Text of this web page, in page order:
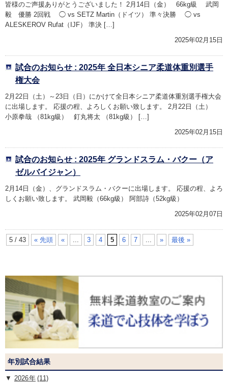
皆様のご声援ありがとうございました！ 2月14日（金） 66kg級 武岡
毅 優勝 2回戦 ◯ vs SETZ Martin（ドイツ） 準々決勝 ◯ vs
ALESKEROV Rufat（IJF） 準決 […]
2025年02月15日
試合のお知らせ : 2025年 全日本シニア柔道体重別選手
権大会
2月22日（土）～23日（日）にかけて全日本シニア柔道体重別選手権大会
に出場します。 応援の程、よろしくお願い致します。 2月22日（土）
小原拳哉 （81kg級） 釘丸将太 （81kg級） […]
2025年02月15日
試合のお知らせ : 2025年 グランドスラム・バクー（ア
ゼルバイジャン）
2月14日（金）、グランドスラム・バクーに出場します。 応援の程、よろ
しくお願い致します。 武岡毅（66kg級） 阿部詩（52kg級）
2025年02月07日
5 / 43 « 先頭 « ... 3 4 5 6 7 ... » 最後 »
年別試合結果
2026
(11)